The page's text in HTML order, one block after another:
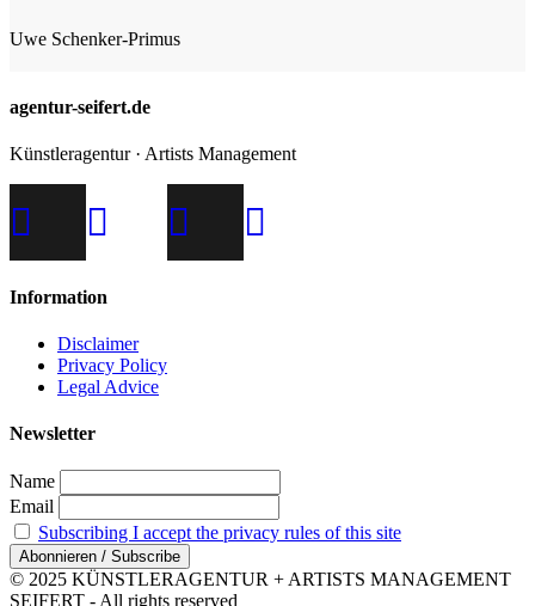
Uwe Schenker-Primus
agentur-seifert.de
Künstleragentur · Artists Management
Information
Disclaimer
Privacy Policy
Legal Advice
Newsletter
Name
Email
Subscribing I accept the privacy rules of this site
© 2025 KÜNSTLERAGENTUR + ARTISTS MANAGEMENT
SEIFERT - All rights reserved